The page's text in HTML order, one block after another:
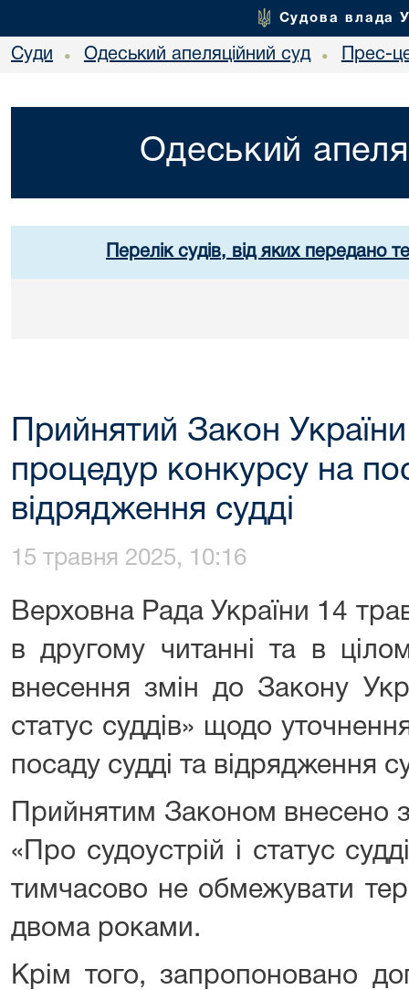
Судова влада
Суди • Одеський апеляційний суд • Прес-
Одеський
Перелік судів, від яких передано
Прийнятий Закон
процедур конкурсу на
відрядження судді
15 травня 2025, 10:16
Верховна Рада України 14
в другому читанні та в
внесення змін до Закону
статус суддів» щодо
посаду судді та відрядження
Прийнятим Законом внесено
«Про судоустрій і статус
тимчасово не обмежувати
двома роками.
Крім того, запропоновано